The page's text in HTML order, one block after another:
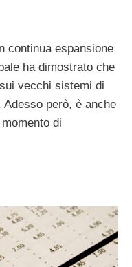
continua espansione
ha dimostrato che
vecchi sistemi di
però, è anche
di